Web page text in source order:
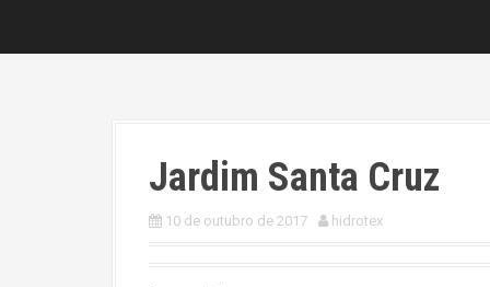
Jardim Santa Cruz
10 de outubro de 2017 hidrotex